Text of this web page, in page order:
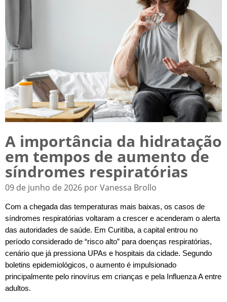
A importância da hidratação
em tempos de aumento de
síndromes respiratórias
09 de junho de 2026 por Vanessa Brollo
Com a chegada das temperaturas mais baixas, os casos de
síndromes respiratórias voltaram a crescer e acenderam o alerta
das autoridades de saúde. Em Curitiba, a capital entrou no
período considerado de “risco alto” para doenças respiratórias,
cenário que já pressiona UPAs e hospitais da cidade. Segundo
boletins epidemiológicos, o aumento é impulsionado
principalmente pelo rinovírus em crianças e pela Influenza A entre
adultos.